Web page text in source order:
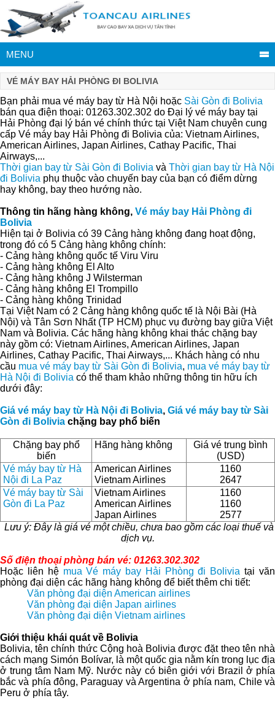
MENU
VÉ MÁY BAY HẢI PHÒNG ĐI BOLIVIA
Bạn phải mua vé máy bay từ Hà Nội hoặc Sài Gòn đi Bolivia
bán qua điện thoại: 01263.302.302 do Đại lý vé máy bay tại
Hải Phòng đại lý bán vé chính thức tại Việt Nam chuyên cung
cấp Vé máy bay Hải Phòng đi Bolivia của: Vietnam Airlines,
American Airlines, Japan Airlines, Cathay Pacific, Thai
Airways,...
Thời gian bay từ Sài Gòn đi Bolivia và Thời gian bay từ Hà Nội
đi Bolivia phụ thuộc vào chuyến bay của bạn có điểm dừng
hay không, bay theo hướng nào.
Thông tin hãng hàng không, Vé máy bay Hải Phòng đi
Bolivia
Hiện tại ở Bolivia có 39 Cảng hàng không đang hoạt động,
trong đó có 5 Cảng hàng không chính:
- Cảng hàng không quốc tế Viru Viru
- Cảng hàng không El Alto
- Cảng hàng không J Wilsterman
- Cảng hàng không El Trompillo
- Cảng hàng không Trinidad
Tại Việt Nam có 2 Cảng hàng không quốc tế là Nội Bài (Hà
Nội) và Tân Sơn Nhất (TP HCM) phục vụ đường bay giữa Việt
Nam và Bolivia. Các hãng hàng không khai thác chặng bay
này gồm có: Vietnam Airlines, American Airlines, Japan
Airlines, Cathay Pacific, Thai Airways,... Khách hàng có nhu
cầu mua vé máy bay từ Sài Gòn đi Bolivia, mua vé máy bay từ
Hà Nội đi Bolivia có thể tham khảo những thông tin hữu ích
dưới đây:
Giá vé máy bay từ Hà Nội đi Bolivia, Giá vé máy bay từ Sài
Gòn đi Bolivia chặng bay phổ biến
Chặng bay phổ
biến
Hãng hàng không
Giá vé trung bình
(USD)
Vé máy bay từ Hà
Nội đi La Paz
American Airlines
Vietnam Airlines
1160
2647
Vé máy bay từ Sài
Gòn đi La Paz
Vietnam Airlines
American Airlines
Japan Airlines
1160
1160
2577
Lưu ý: Đây là giá vé một chiều, chưa bao gồm các loại thuế và
dịch vụ.
Số điện thoại phòng bán vé: 01263.302.302
Hoặc liên hệ mua Vé máy bay Hải Phòng đi Bolivia tại văn
phòng đại diện các hãng hàng không để biết thêm chi tiết:
Văn phòng đại diện American airlines
Văn phòng đại diện Japan airlines
Văn phòng đại diện Vietnam airlines
Giới thiệu khái quát về Bolivia
Bolivia, tên chính thức Cộng hoà Bolivia được đặt theo tên nhà
cách mạng Simón Bolívar, là một quốc gia nằm kín trong lục địa
ở trung tâm Nam Mỹ. Nước này có biên giới với Brazil ở phía
bắc và phía đông, Paraguay và Argentina ở phía nam, Chile và
Peru ở phía tây.